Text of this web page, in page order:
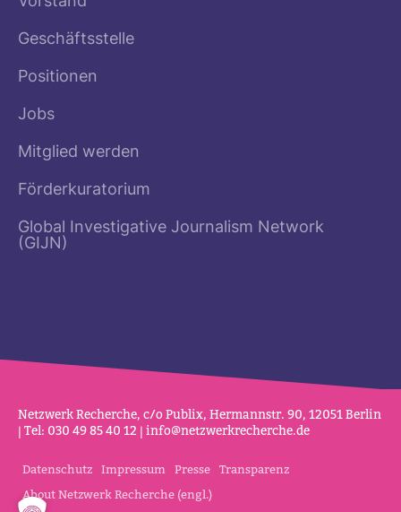
Geschäftsstelle
Positionen
Jobs
Mitglied werden
Förderkuratorium
Global Investigative Journalism Network
(GIJN)
Netz­werk Recherche, c/o Publix, Her­mannstr. 90, 12051 Berlin
| Tel: 030 49 85 40 12 | info@netz­werk­re­cherche.de
Datenschutz Impressum Presse Transparenz
About Netzwerk Recherche (engl.)